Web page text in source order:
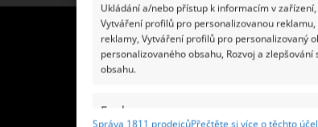
Ukládání a/nebo přístup k informacím v
Vytváření profilů pro personalizovanou
reklamy, Vytváření profilů pro personalizovaný
personalizovaného obsahu, Rozvoj a
obsahu.
Funkce
Správa 1811 prodejcůPřečtěte si více o těchto